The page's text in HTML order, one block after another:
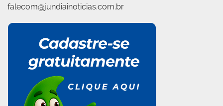
falecom@jundiainoticias.com.br